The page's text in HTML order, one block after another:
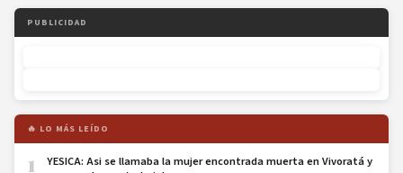
PUBLICIDAD
🔥 LO MÁS LEÍDO
1
YESICA: Asi se llamaba la mujer encontrada muerta en Vivoratá y